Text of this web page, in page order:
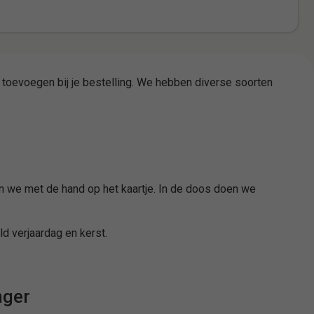
bij je bestelling. We hebben diverse soorten
met de hand op het kaartje. In de doos doen we
verjaardag en kerst.